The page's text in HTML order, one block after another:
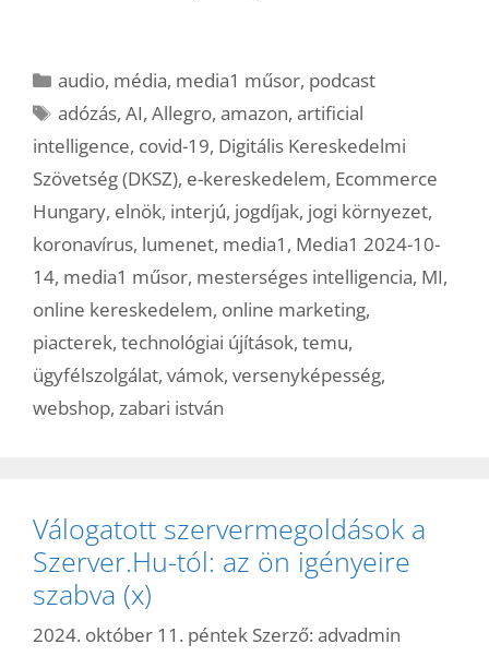
Kategória
audio, média, media1 műsor, podcast
Címkék
adózás,AI,Allegro,amazon,artificial
intelligence, covid-19, Digitális Kereskedelmi
Szövetség (DKSZ), e-kereskedelem, Ecommerce
Hungary, elnök, interjú, jogdíjak, jogi környezet,
koronavírus, lumenet, media1 , Media1 2024-10-
14, media1 műsor, mesterséges intelligencia, MI,
online kereskedelem, online marketing,
piacterek, technológiai újítások, temu,
ügyfélszolgálat, vámok, versenyképesség,
webshop, zabari istván
Válogatott szervermegoldások a
Szerver.Hu-tól: az ön igényeire
szabva (x)
2024. október 11. péntek Szerző: advadmin